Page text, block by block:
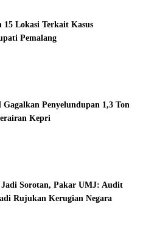
15 Lokasi Terkait Kasus
Pemalang
Penyelundupan 1,3 Ton
Kepri
Jadi Sorotan, Pakar UMJ: Audit
Rujukan Kerugian Negara